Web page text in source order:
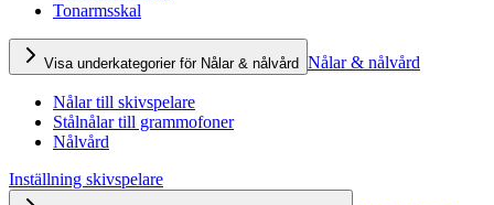
Tonarmsskal
Visa underkategorier för Nålar & nålvård Nålar & nålvård
Nålar till skivspelare
Stålnålar till grammofoner
Nålvård
Inställning skivspelare